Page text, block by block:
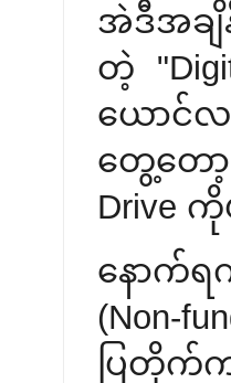
အဲဒီအခ
တဲ့
ယောင်
တွေ့တော့
Drive
နောက်
(Non-
ပြတိုက်